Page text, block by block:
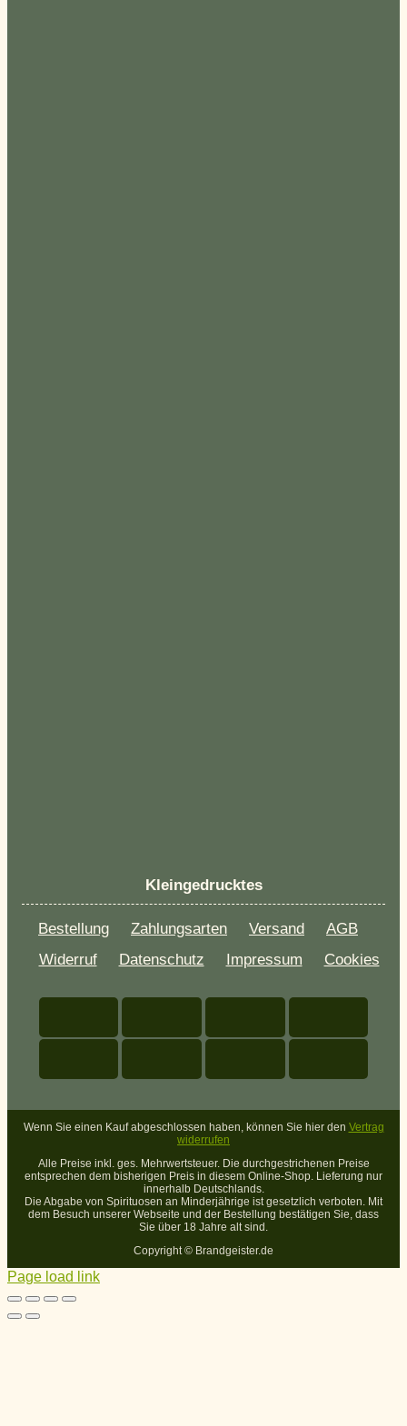
Kleingedrucktes
Bestellung Zahlungsarten Versand
AGB
Widerruf
Datenschutz Impressum Cookies
Wenn Sie einen Kauf abgeschlossen haben, können Sie hier den Vertrag
widerrufen
Alle Preise inkl. ges. Mehrwertsteuer. Die durchgestrichenen Preise
entsprechen dem bisherigen Preis in diesem Online-Shop. Lieferung nur
innerhalb Deutschlands.
Die Abgabe von Spirituosen an Minderjährige ist gesetzlich verboten. Mit
dem Besuch unserer Webseite und der Bestellung bestätigen Sie, dass
Sie über 18 Jahre alt sind.
Copyright © Brandgeister.de
Page load link